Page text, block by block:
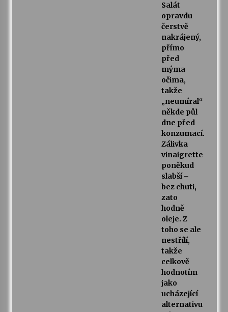
Salát
opravdu
čerstvě
nakrájený,
přímo
před
mýma
očima,
takže
„neumíral“
někde půl
dne před
konzumací.
Zálivka
vinaigrette
poněkud
slabší –
bez chuti,
zato
hodně
oleje. Z
toho se ale
nestřílí,
takže
celkově
hodnotím
jako
ucházející
alternativu